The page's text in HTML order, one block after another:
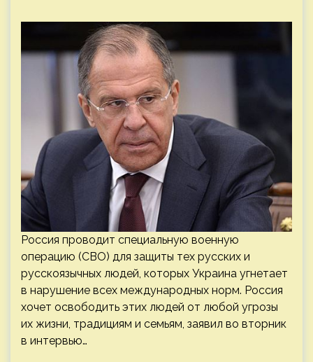
Россия проводит специальную военную
операцию (СВО) для защиты тех русских и
русскоязычных людей, которых Украина угнетает
в нарушение всех международных норм. Россия
хочет освободить этих людей от любой угрозы
их жизни, традициям и семьям, заявил во вторник
в интервью…